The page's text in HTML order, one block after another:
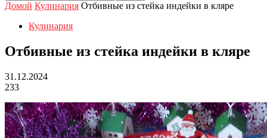
Домой Кулинария Отбивные из стейка индейки в кляре
Кулинария
Отбивные из стейка индейки в кляре
31.12.2024
233